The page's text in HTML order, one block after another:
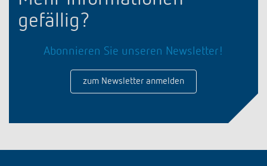
gefällig?
Abonnieren Sie unseren Newsletter!
zum Newsletter anmelden